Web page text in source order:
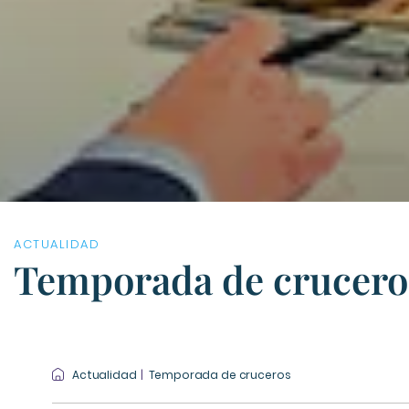
ACTUALIDAD
Temporada de
Actualidad Temporada de cruceros